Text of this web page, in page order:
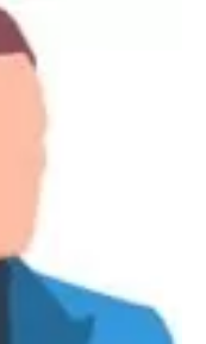
Yaş +45
ben
1.88 boyunda,
Alkol yok.